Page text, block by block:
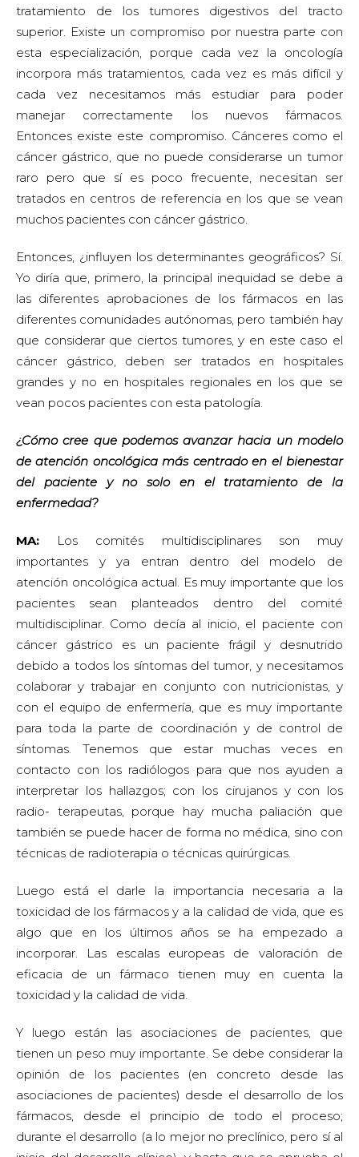
tratamiento de los tumores digestivos del tracto
superior. Existe un compromiso por nuestra parte con
esta especialización, porque cada vez la oncología
incorpora más tratamientos, cada vez es más difícil y
cada vez necesitamos más estudiar para poder
manejar correctamente los nuevos fármacos.
Entonces existe este compromiso. Cánceres como el
cáncer gástrico, que no puede considerarse un tumor
raro pero que sí es poco frecuente, necesitan ser
tratados en centros de referencia en los que se vean
muchos pacientes con cáncer gástrico.
Entonces, ¿influyen los determinantes geográficos? Sí.
Yo diría que, primero, la principal inequidad se debe a
las diferentes aprobaciones de los fármacos en las
diferentes comunidades autónomas, pero también hay
que considerar que ciertos tumores, y en este caso el
cáncer gástrico, deben ser tratados en hospitales
grandes y no en hospitales regionales en los que se
vean pocos pacientes con esta patología.
¿Cómo cree que podemos avanzar hacia un modelo
de atención oncológica más centrado en el bienestar
del paciente y no solo en el tratamiento de la
enfermedad?
MA: Los comités multidisciplinares son muy
importantes y ya entran dentro del modelo de
atención oncológica actual. Es muy importante que los
pacientes sean planteados dentro del comité
multidisciplinar. Como decía al inicio, el paciente con
cáncer gástrico es un paciente frágil y desnutrido
debido a todos los síntomas del tumor, y necesitamos
colaborar y trabajar en conjunto con nutricionistas, y
con el equipo de enfermería, que es muy importante
para toda la parte de coordinación y de control de
síntomas. Tenemos que estar muchas veces en
contacto con los radiólogos para que nos ayuden a
interpretar los hallazgos; con los cirujanos y con los
radio- terapeutas, porque hay mucha paliación que
también se puede hacer de forma no médica, sino con
técnicas de radioterapia o técnicas quirúrgicas.
Luego está el darle la importancia necesaria a la
toxicidad de los fármacos y a la calidad de vida, que es
algo que en los últimos años se ha empezado a
incorporar. Las escalas europeas de valoración de
eficacia de un fármaco tienen muy en cuenta la
toxicidad y la calidad de vida.
Y luego están las asociaciones de pacientes, que
tienen un peso muy importante. Se debe considerar la
opinión de los pacientes (en concreto desde las
asociaciones de pacientes) desde el desarrollo de los
fármacos, desde el principio de todo el proceso;
durante el desarrollo (a lo mejor no preclínico, pero sí al